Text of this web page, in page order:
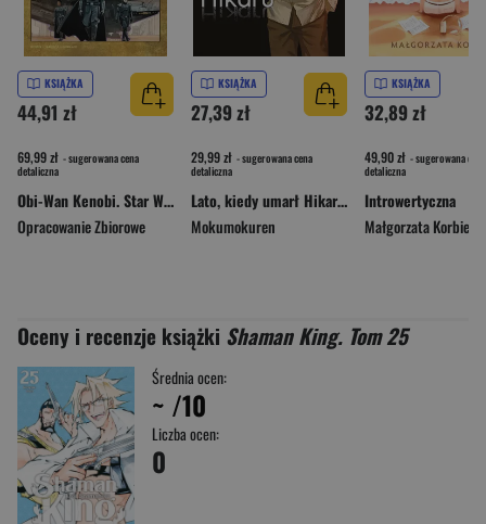
KSIĄŻKA
44,91 zł
69,99 zł - sugerowana cena
detaliczna
Obi-Wan Kenobi. Star Wars
Opracowanie Zbiorowe
KSIĄŻKA
27,39 zł
29,99 zł - sugerowana cena
detaliczna
Lato, kiedy umarł Hikaru. Tom 7
Mokumokuren
KSIĄŻKA
32,89 zł
49,90 zł - sugerowana cena
detaliczna
Introwertyczna
Małgorzata Korbiel
Oceny i recenzje książki Shaman King. Tom 25
Średnia ocen:
~ /10
Liczba ocen:
0